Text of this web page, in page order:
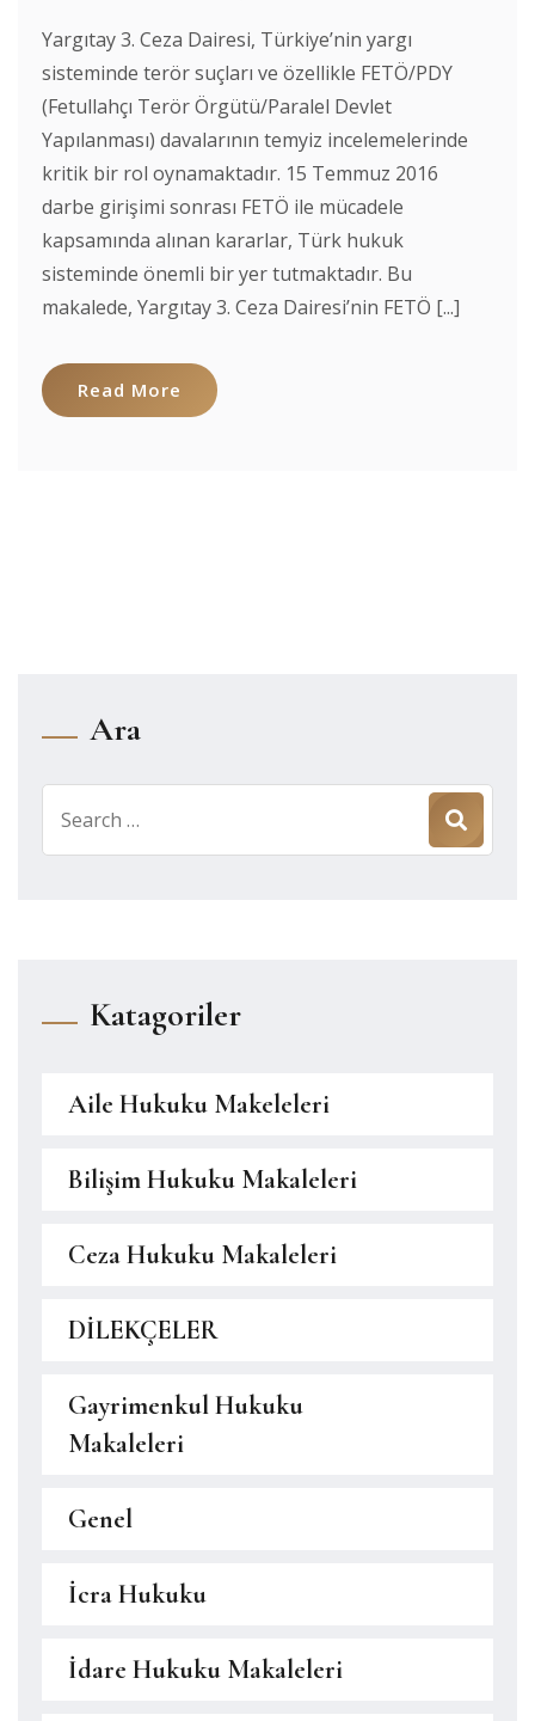
Yargıtay 3. Ceza Dairesi, Türkiye’nin yargı
sisteminde terör suçları ve özellikle FETÖ/PDY
(Fetullahçı Terör Örgütü/Paralel Devlet
Yapılanması) davalarının temyiz incelemelerinde
kritik bir rol oynamaktadır. 15 Temmuz 2016
darbe girişimi sonrası FETÖ ile mücadele
kapsamında alınan kararlar, Türk hukuk
sisteminde önemli bir yer tutmaktadır. Bu
makalede, Yargıtay 3. Ceza Dairesi’nin FETÖ [...]
Read More
Ara
for:
Katagoriler
Aile Hukuku Makeleleri
Bilişim Hukuku Makaleleri
Ceza Hukuku Makaleleri
DİLEKÇELER
Gayrimenkul Hukuku
Makaleleri
Genel
İcra Hukuku
İdare Hukuku Makaleleri